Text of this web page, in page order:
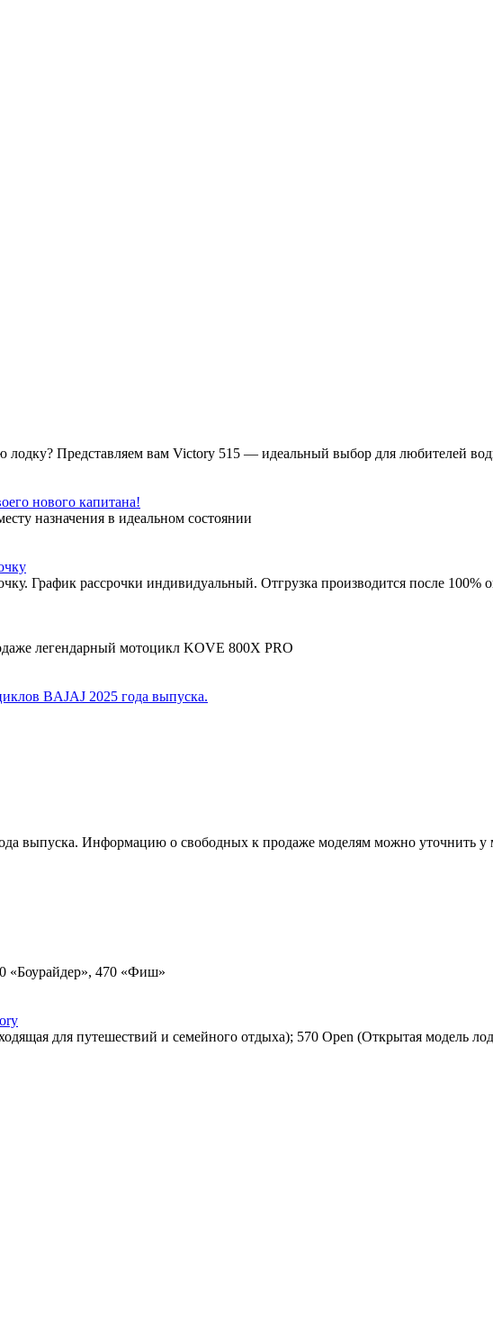
Представляем вам Victory 515 — идеальный выбор для любителей
нового капитана!
назначения в идеальном состоянии
График рассрочки индивидуальный. Отгрузка производится после 100%
легендарный мотоцикл KOVE 800X PRO
BAJAJ 2025 года выпуска.
выпуска. Информацию о свободных к продаже моделям можно уточнить у
«Боурайдер», 470 «Фиш»
для путешествий и семейного отдыха); 570 Open (Открытая модель